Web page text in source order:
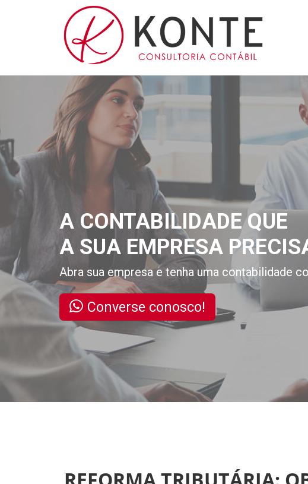
A CONTABILIDADE QUE
A SUA EMPRESA
Abra sua empresa e tenha uma contabilidade
Converse conosco!